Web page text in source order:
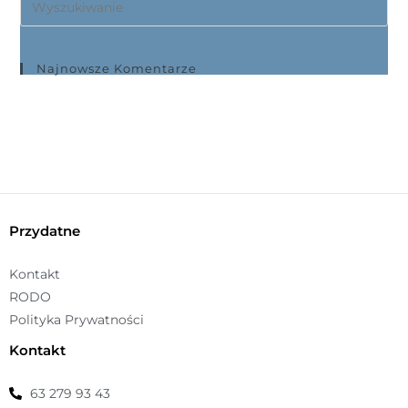
Najnowsze Komentarze
Przydatne
Kontakt
RODO
Polityka Prywatności
Kontakt
63 279 93 43